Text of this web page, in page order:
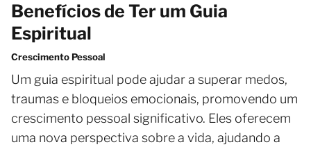
Benefícios de Ter um Guia
Espiritual
Crescimento Pessoal
Um guia espiritual pode ajudar a superar medos,
traumas e bloqueios emocionais, promovendo um
crescimento pessoal significativo. Eles oferecem
uma nova perspectiva sobre a vida, ajudando a